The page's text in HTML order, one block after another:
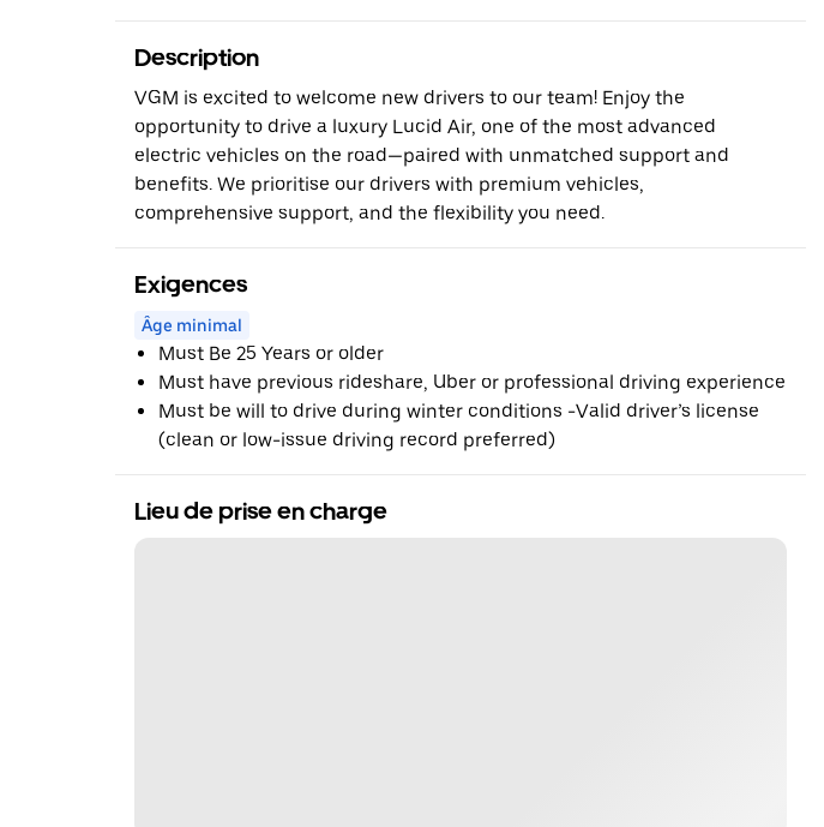
Description
VGM is excited to welcome new drivers to our team! Enjoy the
opportunity to drive a luxury Lucid Air, one of the most advanced
electric vehicles on the road—paired with unmatched support and
benefits. We prioritise our drivers with premium vehicles,
comprehensive support, and the flexibility you need.
Exigences
Âge minimal
Must Be 25 Years or older
Must have previous rideshare, Uber or professional driving experience
Must be will to drive during winter conditions -Valid driver’s license
(clean or low-issue driving record preferred)
Lieu de prise en charge